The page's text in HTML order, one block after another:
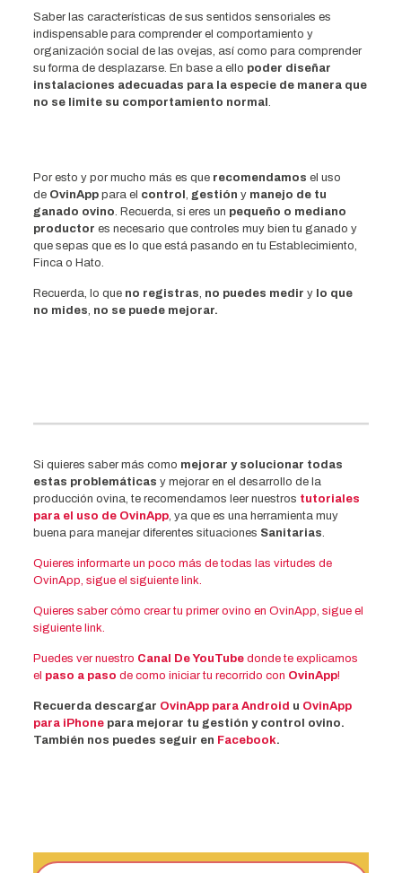
Saber las características de sus sentidos sensoriales es
indispensable para comprender el comportamiento y
organización social de las ovejas, así como para comprender
su forma de desplazarse. En base a ello poder diseñar
instalaciones adecuadas para la especie de manera que
no se limite su comportamiento normal .
Por esto y por mucho más es que recomendamos el uso
de OvinApppara el control , gestión ymanejo de tu
ganado ovino. Recuerda, si eres un pequeño o mediano
productor es necesario que controles muy bien tu ganado y
que sepas que es lo que está pasando en tu Establecimiento,
Finca o Hato.
Recuerda, lo queno registras, no puedes medir y lo que
no mides, no se puede mejorar.
Si quieres saber más como mejorar y solucionar todas
estas problemáticas y mejorar en el desarrollo de la
producción ovina, te recomendamos leer nuestros tutoriales
para el uso de OvinApp, ya que es una herramienta muy
buena para manejar diferentes situaciones Sanitarias.
Quieres informarte un poco más de todas las virtudes de
OvinApp, sigue el siguiente link.
Quieres saber cómo crear tu primer ovino en OvinApp, sigue el
siguiente link.
Puedes ver nuestro Canal De YouTubedonde te explicamos
el paso a paso de como iniciar tu recorrido con OvinApp!
Recuerda descargar OvinApp para Android u OvinApp
para iPhonepara mejorar tu gestión y control ovino.
También nos puedes seguir en Facebook.